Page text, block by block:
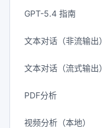
GPT-5.4 指南
文本对话（非流输出）
文本对话（流式输出）
PDF分析
视频分析（本地）